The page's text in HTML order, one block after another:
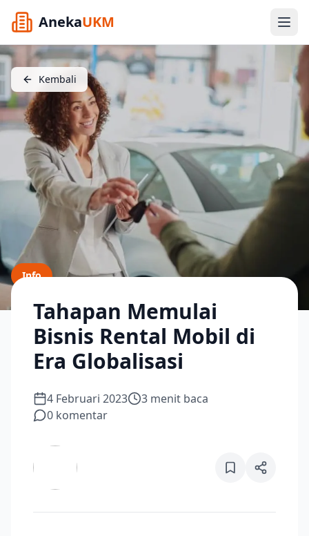
AnekaUKM
Kembali
Info
Tahapan Memulai
Bisnis Rental Mobil di
Era Globalisasi
4 Februari 2023 3 menit baca
0 komentar